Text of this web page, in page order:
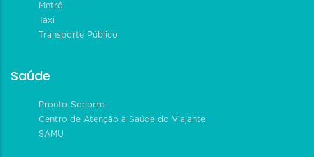
Metrô
Táxi
Transporte Público
Saúde
Pronto-Socorro
Centro de Atenção à Saúde do Viajante
SAMU